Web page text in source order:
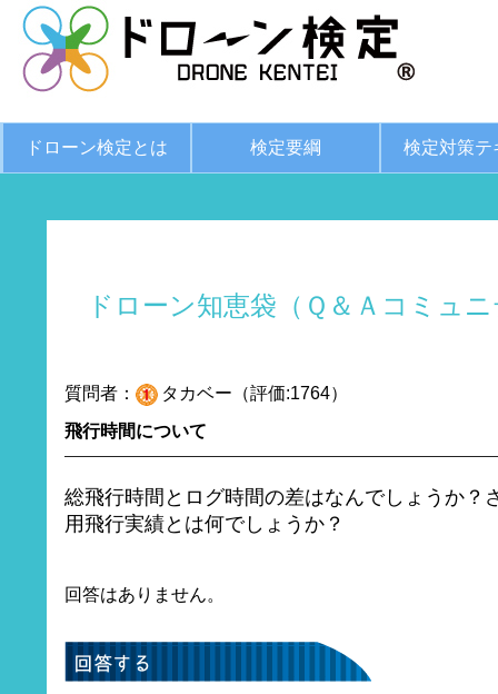
ドローン検定とは 検定要綱 検定対策テ
ドローン知恵袋（Ｑ＆Ａコミュ
質問者：
タカベー（評価:1764）
飛行時間について
総飛行時間とログ時間の差はなんでしょうか？
用飛行実績とは何でしょうか？
回答はありません。